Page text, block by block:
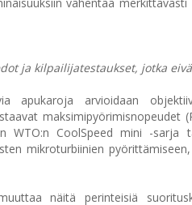
ja kilpailijatestaukset, jotka
apukaroja arvioidaan
maksimipyörimisnopeudet
WTO:n CoolSpeed mini -
mikroturbiinien
näitä perinteisiä